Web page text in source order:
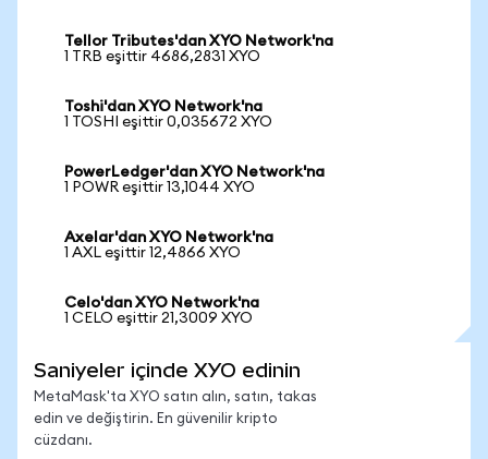
Tellor Tributes'dan XYO Network'na
1 TRB eşittir 4686,2831 XYO
Toshi'dan XYO Network'na
1 TOSHI eşittir 0,035672 XYO
PowerLedger'dan XYO Network'na
1 POWR eşittir 13,1044 XYO
Axelar'dan XYO Network'na
1 AXL eşittir 12,4866 XYO
Celo'dan XYO Network'na
1 CELO eşittir 21,3009 XYO
Saniyeler içinde XYO edinin
MetaMask'ta XYO satın alın, satın, takas
edin ve değiştirin. En güvenilir kripto
cüzdanı.